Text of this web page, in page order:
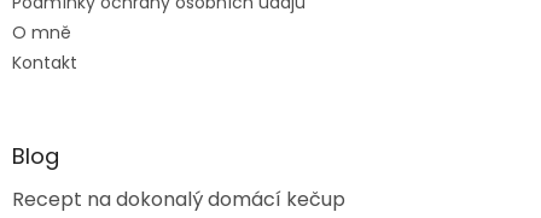
O mně
Kontakt
Blog
Recept na dokonalý domácí kečup